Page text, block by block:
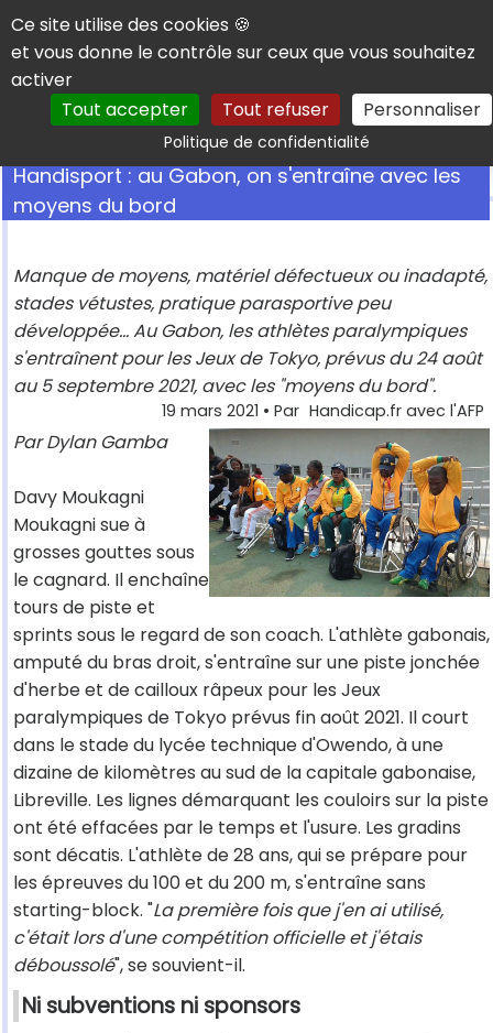
Panneau de gestion des cookies
Ce site utilise des cookies 🍪
et vous donne le contrôle sur ceux que vous souhaitez
activer
Tout accepter
Tout refuser Personnaliser
Politique de confidentialitéRechercher
Handisport : au Gabon, on s'entraîne avec les
moyens du bord
Manque de moyens, matériel défectueux ou inadapté,
stades vétustes, pratique parasportive peu
développée... Au Gabon, les athlètes paralympiques
s'entraînent pour les Jeux de Tokyo, prévus du 24 août
au 5 septembre 2021, avec les "moyens du bord".
19 mars 2021 • Par Handicap.fr avec l'AFP
Par Dylan Gamba
Davy Moukagni
Moukagni sue à
grosses gouttes sous
le cagnard. Il enchaîne
tours de piste et
sprints sous le regard de son coach. L'athlète gabonais,
amputé du bras droit, s'entraîne sur une piste jonchée
d'herbe et de cailloux râpeux pour les Jeux
paralympiques de Tokyo prévus fin août 2021. Il court
dans le stade du lycée technique d'Owendo, à une
dizaine de kilomètres au sud de la capitale gabonaise,
Libreville. Les lignes démarquant les couloirs sur la piste
ont été effacées par le temps et l'usure. Les gradins
sont décatis. L'athlète de 28 ans, qui se prépare pour
les épreuves du 100 et du 200 m, s'entraîne sans
starting-block. "La première fois que j'en ai utilisé,
c'était lors d'une compétition officielle et j'étais
déboussolé", se souvient-il.
Ni subventions ni sponsors